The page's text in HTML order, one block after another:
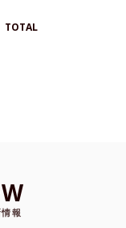
TOTAL
報